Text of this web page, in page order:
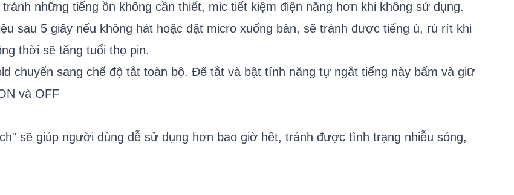
những tiếng ồn không cần thiết, mic tiết kiệm điện năng hơn khi không sử dụng.
sau 5 giây nếu không hát hoặc đặt micro xuống bàn, sẽ tránh được tiếng ù, rú rít khi
thời sẽ tăng tuổi thọ pin.
chuyển sang chế độ tắt toàn bộ. Để tắt và bật tính năng tự ngắt tiếng này bấm và giữ
và OFF
sẽ giúp người dùng dễ sử dụng hơn bao giờ hết, tránh được tình trạng nhiễu sóng,